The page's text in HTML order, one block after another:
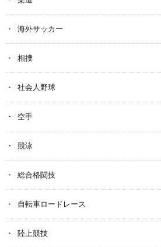
海外サッカー
相撲
社会人野球
空手
競泳
総合格闘技
自転車ロードレース
陸上競技